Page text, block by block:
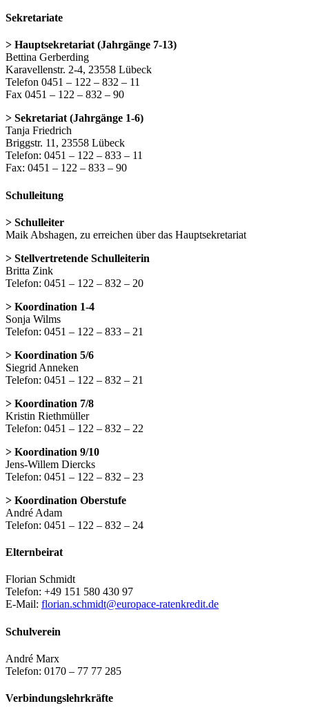
Sekretariate
> Hauptsekretariat (Jahrgänge 7-13)
Bettina Gerberding
Karavellenstr. 2-4, 23558 Lübeck
Telefon 0451 – 122 – 832 – 11
Fax 0451 – 122 – 832 – 90
> Sekretariat (Jahrgänge 1-6)
Tanja Friedrich
Briggstr. 11, 23558 Lübeck
Telefon: 0451 – 122 – 833 – 11
Fax: 0451 – 122 – 833 – 90
Schulleitung
> Schulleiter
Maik Abshagen, zu erreichen über das Hauptsekretariat
> Stellvertretende Schulleiterin
Britta Zink
Telefon: 0451 – 122 – 832 – 20
> Koordination 1-4
Sonja Wilms
Telefon: 0451 – 122 – 833 – 21
> Koordination 5/6
Siegrid Anneken
Telefon: 0451 – 122 – 832 – 21
> Koordination 7/8
Kristin Riethmüller
Telefon: 0451 – 122 – 832 – 22
> Koordination 9/10
Jens-Willem Diercks
Telefon: 0451 – 122 – 832 – 23
> Koordination Oberstufe
André Adam
Telefon: 0451 – 122 – 832 – 24
Elternbeirat
Florian Schmidt
Telefon: +49 151 580 430 97
E-Mail: florian.schmidt@europace-ratenkredit.de
Schulverein
André Marx
Telefon: 0170 – 77 77 285
Verbindungslehrkräfte